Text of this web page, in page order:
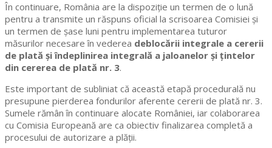
În continuare, România are la dispoziție un termen de o lună
pentru a transmite un răspuns oficial la scrisoarea Comisiei și
un termen de șase luni pentru implementarea tuturor
măsurilor necesare în vederea deblocării integrale a cererii
de plată și îndeplinirea integrală a jaloanelor și țintelor
din cererea de plată nr. 3.
Este important de subliniat că această etapă procedurală nu
presupune pierderea fondurilor aferente cererii de plată nr. 3.
Sumele rămân în continuare alocate României, iar colaborarea
cu Comisia Europeană are ca obiectiv finalizarea completă a
procesului de autorizare a plății.